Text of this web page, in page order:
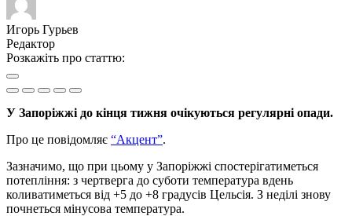
Игорь Гурьев
Редактор
Розкажіть про статтю:
У Запоріжжі до кінця тижня очікуються регулярні опади.
Про це повідомляє “Акцент”.
Зазначимо, що при цьому у Запоріжжі спостерігатиметься
потепління: з чертверга до суботи температура вдень
коливатиметься від +5 до +8 градусів Цельсія. З неділі знову
почнеться мінусова температура.